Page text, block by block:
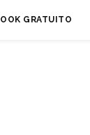
GRATUITO